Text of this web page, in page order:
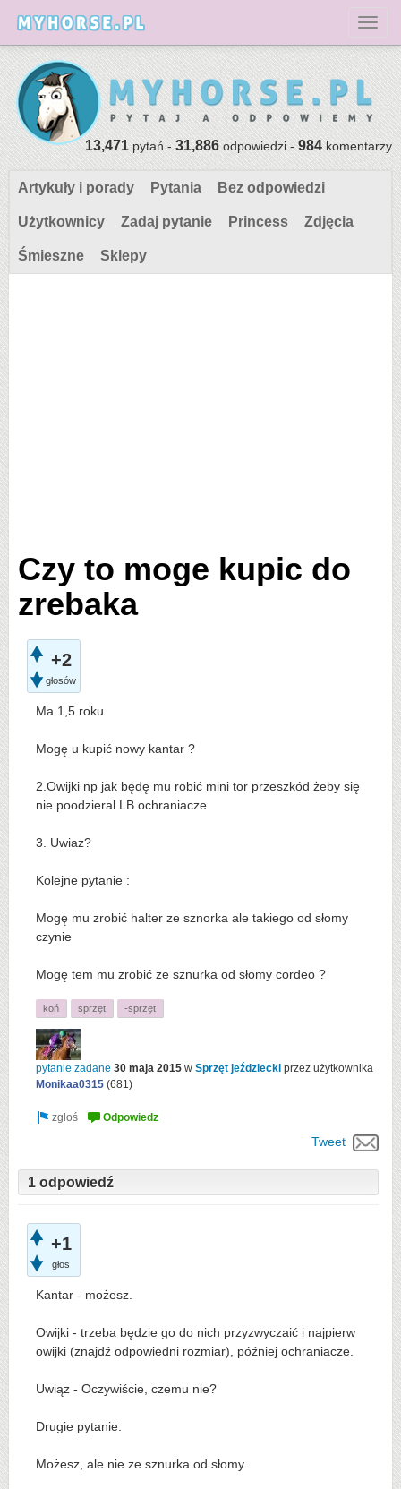
13,471pytań -31,886odpowiedzi -984komentarzy
Artykuły i porady Pytania Bez odpowiedzi
Użytkownicy Zadaj pytanie Princess Zdjęcia
Śmieszne Sklepy
Czy to moge kupic do
zrebaka
+2
głosów
Ma 1,5 roku
Mogę u kupić nowy kantar ?
2.Owijki np jak będę mu robić mini tor przeszkód żeby się
nie poodzieral LB ochraniacze
3. Uwiaz?
Kolejne pytanie :
Mogę mu zrobić halter ze sznorka ale takiego od słomy
czynie
Mogę tem mu zrobić ze sznurka od słomy cordeo ?
koń sprzęt -sprzęt
pytanie zadane 30 maja 2015 w Sprzęt jeździecki przez użytkownika
Monikaa0315 (681)
Tweet
1 odpowiedź
+1
głos
Kantar - możesz.
Owijki - trzeba będzie go do nich przyzwyczaić i najpierw
owijki (znajdź odpowiedni rozmiar), później ochraniacze.
Uwiąz - Oczywiście, czemu nie?
Drugie pytanie:
Możesz, ale nie ze sznurka od słomy.